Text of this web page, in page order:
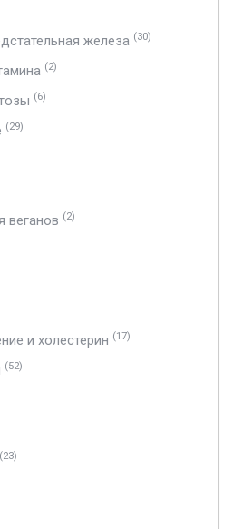
железа (30)
(2)
(6)
(29)
веганов (2)
и холестерин (17)
(52)
(23)